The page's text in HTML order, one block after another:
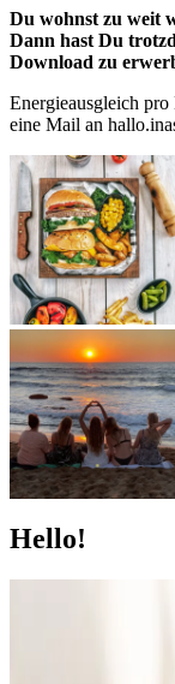
Du wohnst zu weit
Dann hast Du
Download zu
Energieausgleich
eine Mail an
Hello!